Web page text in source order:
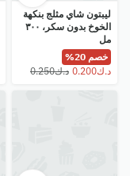
ليبتون شاي مثلج بنكهة
الخوخ بدون سكر، ٣٠٠
مل
خصم 20%